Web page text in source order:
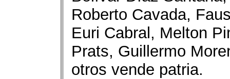
Roberto Cavada,
Euri Cabral, Melton
Prats, Guillermo
otros vende patria.